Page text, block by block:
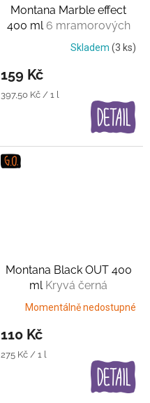
Montana Marble effect
400 ml 6 mramorových
barevSkladem (3 ks)
159 Kč
Měrná
397,50 Kč / 1 l
Montana Black OUT 400
ml Kryvá černá
Momentálně nedostupné
110 Kč
Měrná
275 Kč / 1 l